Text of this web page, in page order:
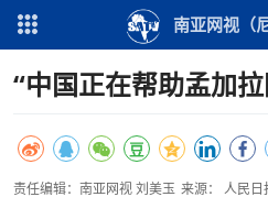
南亚网视（
“中国正在帮助孟加
责任编辑：南亚网视 刘美玉 来源： 人民日